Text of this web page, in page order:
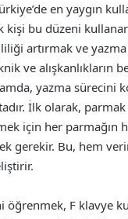
en yaygın
bu düzeni
artırmak ve yazma
ve alışkanlıkların
yazma sürecini
İlk olarak,
için her parmağın
gerekir. Bu, hem
öğrenmek, F klavye